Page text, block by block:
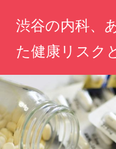
ツ
ス
キ
渋谷の内科、
た健康リスク
な
た
の
健
康